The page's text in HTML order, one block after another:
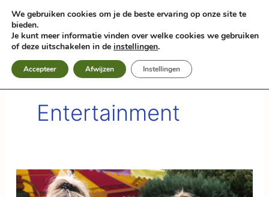
Inhalt
springen
Entertainment
Gruseln
mit
We gebruiken cookies om je de beste ervaring op onze site te
bieden.
Je kunt meer informatie vinden over welke cookies we gebruiken
of deze uitschakelen in de instellingen.
Accepteer Afwijzen Instellingen